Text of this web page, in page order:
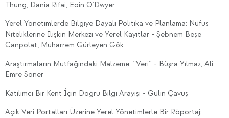
Thung, Dania Rifai, Eoin O’Dwyer
Yerel Yönetimlerde Bilgiye Dayalı Politika ve Planlama: Nüfus
Niteliklerine İlişkin Merkezi ve Yerel Kayıtlar - Şebnem Beşe
Canpolat, Muharrem Gürleyen Gök
Araştırmaların Mutfağındaki Malzeme: “Veri” - Büşra Yılmaz, Ali
Emre Soner
Katılımcı Bir Kent İçin Doğru Bilgi Arayışı - Gülin Çavuş
Açık Veri Portalları Üzerine Yerel Yönetimlerle Bir Röportaj: